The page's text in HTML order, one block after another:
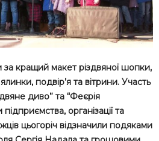
кращий макет різдвяної шопки,
подвір’я та вітрини. Участь
диво” та “Феєрія
організації та
цьогоріч відзначили подяками